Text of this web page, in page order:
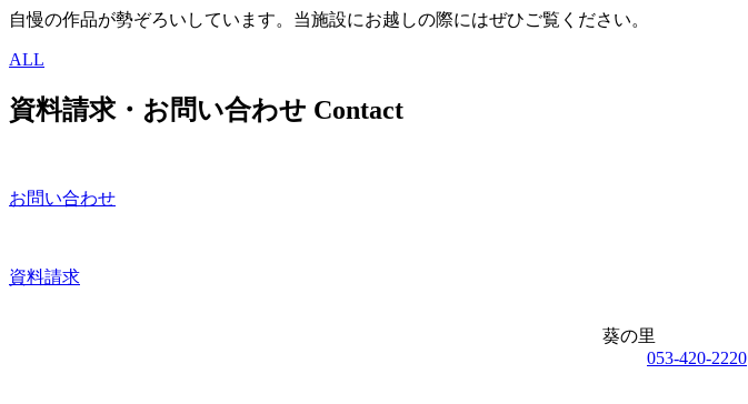
自慢の作品が勢ぞろいしています。当施設にお越しの際にはぜひご覧ください。
ALL
資料請求・お問い合わせ Contact
お問い合わせ
資料請求
葵の里
053-420-2220